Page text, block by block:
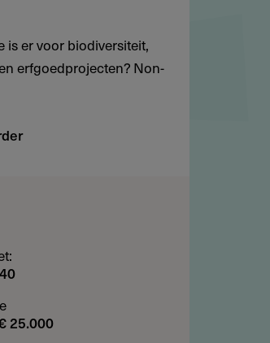
is er voor biodiversiteit,
erfgoedprojecten? Non-
25.000